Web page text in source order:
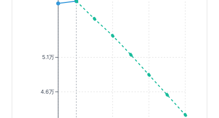
4.6万
5.1万